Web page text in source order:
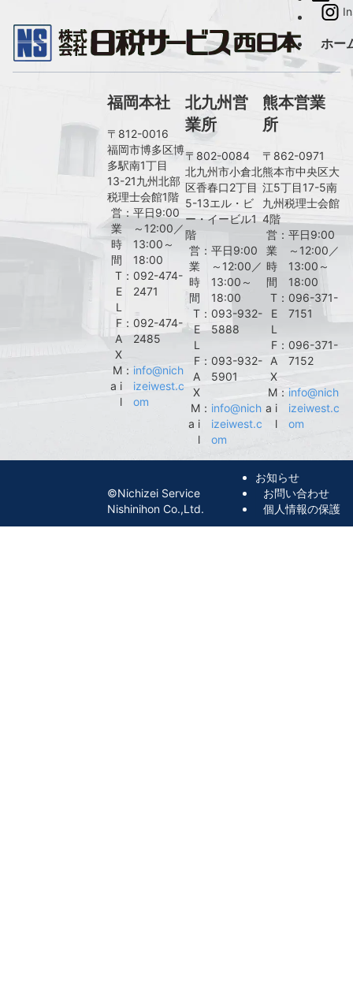
ホー
福岡本社
〒812-0016
福岡市博多区博
多駅南1丁目
13-21九州北部
税理士会館1階
営
業
時
間
： 平日9:00
～12:00／
13:00～
18:00
T
E
L
： 092-474-
2471
F
A
X
： 092-474-
2485
M
a i
l
： info@nich
izeiwest.c
om
北九州営
業所
〒802-0084
北九州市小倉北
区香春口2丁目
5-13エル・ビ
ー・イービル1
階
営
業
時
間
： 平日9:00
～12:00／
13:00～
18:00
T
E
L
： 093-932-
5888
F
A
X
： 093-932-
5901
M
a i
l
： info@nich
izeiwest.c
om
熊本営業
所
〒862-0971
熊本市中央区大
江5丁目17-5南
九州税理士会館
4階
営
業
時
間
：平日9:00
～12:00／
13:00～
18:00
T
E
L
： 096-371-
7151
F
A
X
：096-371-
7152
M
a i
l
： info@nich
izeiwest.c
om
©︎Nichizei Service
Nishinihon Co.,Ltd.
お知らせ
お問い合わせ
個人情報の保護